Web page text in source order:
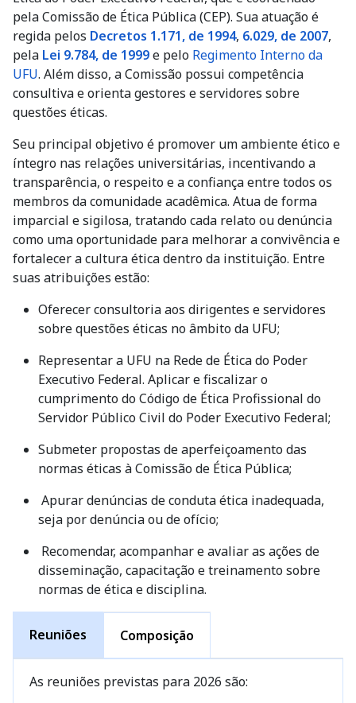
pela Comissão de Ética Pública (CEP). Sua atuação é
regida pelos Decretos 1.171, de 1994, 6.029, de 2007,
pela Lei 9.784, de 1999e pelo Regimento Interno da
UFU. Além disso, a Comissão possui competência
consultiva e orienta gestores e servidores sobre
questões éticas.
Seu principal objetivo é promover um ambiente ético e
íntegro nas relações universitárias, incentivando a
transparência, o respeito e a confiança entre todos os
membros da comunidade acadêmica. Atua de forma
imparcial e sigilosa, tratando cada relato ou denúncia
como uma oportunidade para melhorar a convivência e
fortalecer a cultura ética dentro da instituição. Entre
suas atribuições estão:
Oferecer consultoriaaos dirigentes e servidores
sobre questões éticas no âmbito da UFU;
Representar a UFU na Rede de Ética do Poder
Executivo Federal. Aplicar e fiscalizar o
cumprimento do Código de Ética Profissional do
Servidor Público Civil do Poder Executivo Federal;
Submeter propostas de aperfeiçoamento das
normas éticas à Comissão de Ética Pública;
Apurar denúncias de conduta ética inadequada,
seja por denúncia ou de ofício;
Recomendar, acompanhar e avaliar as ações de
disseminação, capacitação e treinamento sobre
normas de ética e disciplina.
Reuniões Composição
As reuniões previstas para 2026 são: